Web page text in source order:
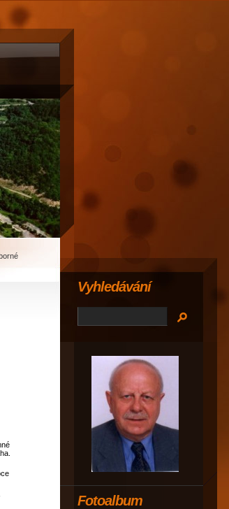
Fotoalbum
Vyhledávání